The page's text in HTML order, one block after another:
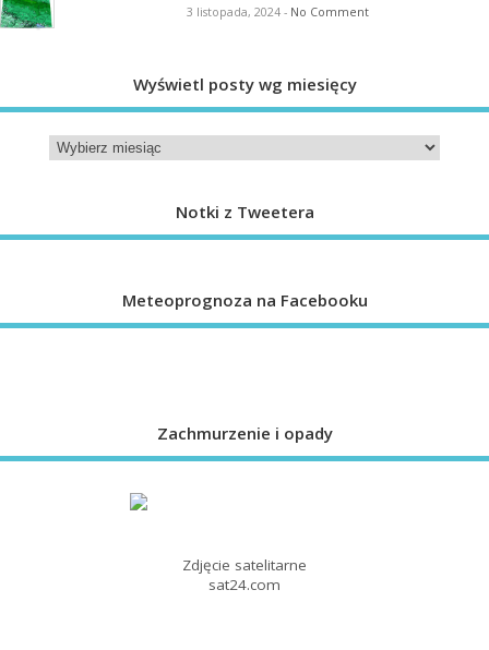
3 listopada, 2024- No Comment
Wyświetl posty wg miesięcy
Notki z Tweetera
Meteoprognoza na Facebooku
Zachmurzenie i opady
Zdjęcie satelitarne
sat24.com